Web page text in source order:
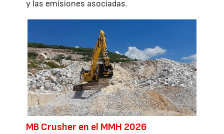
y las emisiones asociadas.
MB Crusher en el MMH 2026